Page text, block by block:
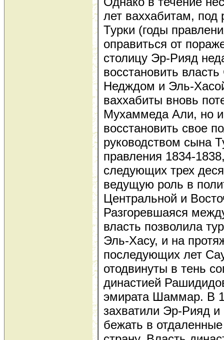
лет ваххабитам,
Турки (годы
оправиться от
столицу Эр-Рияд
восстановить
Недждом и Эль-
ваххабиты вновь
Мухаммеда Али, но
восстановить свое
руководством сына
правления 1834-
следующих трех
ведущую роль в
Центральной и
Разгоревшаяся
власть позволила
Эль-Хасу, и на
последующих лет
отодвинуты в тень
династией
эмирата Шаммар. В
захватили Эр-Рияд
бежать в